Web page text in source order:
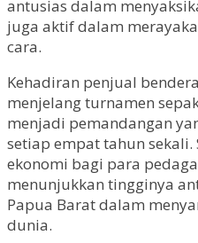
antusias dalam
juga aktif dalam
cara.
Kehadiran penjual
menjelang turnamen
menjadi pemandangan
setiap empat tahun
ekonomi bagi para
menunjukkan tingginya
Papua Barat dalam
dunia.